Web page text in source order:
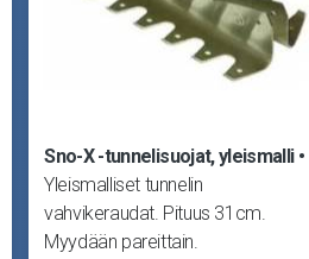
Sno-X -tunnelisuojat, yleismalli
Yleismalliset tunnelin
vahvikeraudat. Pituus 31cm.
Myydään pareittain.